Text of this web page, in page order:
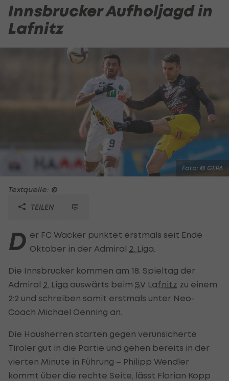
Innsbrucker Aufholjagd in
Lafnitz
Foto: © GEPA
Textquelle: ©
TEILEN
D er FC Wacker punktet erstmals seit Ende
Oktober in der Admiral 2. Liga
Die Innsbrucker kommen am 18. Spieltag der
Admiral 2. Liga auswärts beim SV Lafnitz zu einem
2:2 und schreiben somit erstmals unter Neo-
Coach Michael Oenning an.
Die Hausherren starten gegen verunsicherte
Tiroler gut in die Partie und gehen bereits in der
vierten Minute in Führung – Philipp Wendler
kommt über die rechte Seite, lässt Florian Kopp